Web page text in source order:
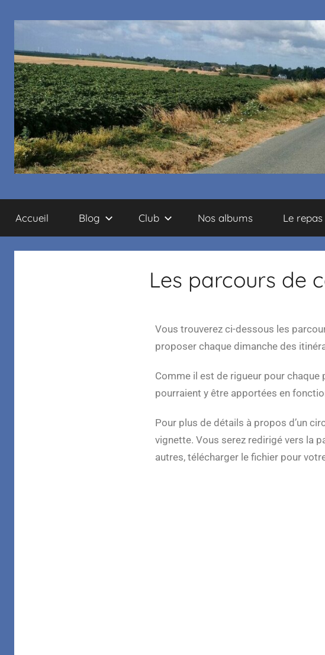
Cyclo
club
Accueil Blog Club Nos albums Le
Les parcours de
Vous trouverez ci-dessous les
proposer chaque dimanche des
Comme il est de rigueur pour
pourraient y être apportées en
Pour plus de détails à propos d’un
vignette. Vous serez redirigé vers la
autres, télécharger le fichier pour